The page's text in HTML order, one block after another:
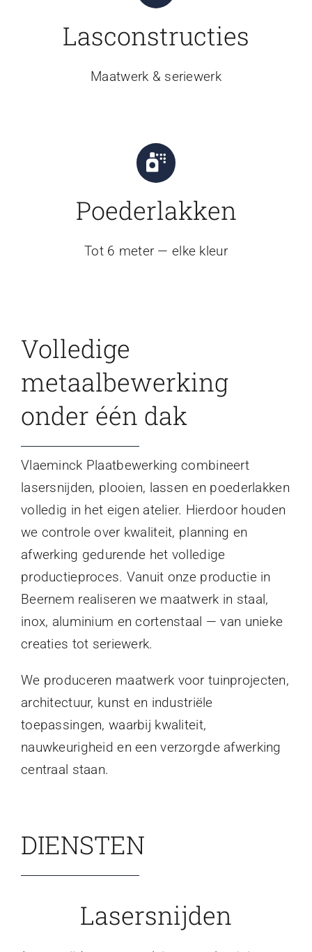
Lasconstructies
Maatwerk & seriewerk
Poederlakken
Tot 6 meter — elke kleur
Volledige
metaalbewerking
onder één dak
Vlaeminck Plaatbewerking combineert
lasersnijden, plooien, lassen en poederlakken
volledig in het eigen atelier. Hierdoor houden
we controle over kwaliteit, planning en
afwerking gedurende het volledige
productieproces. Vanuit onze productie in
Beernem realiseren we maatwerk in staal,
inox, aluminium en cortenstaal — van unieke
creaties tot seriewerk.
We produceren maatwerk voor tuinprojecten,
architectuur, kunst en industriële
toepassingen, waarbij kwaliteit,
nauwkeurigheid en een verzorgde afwerking
centraal staan.
DIENSTEN
Lasersnijden